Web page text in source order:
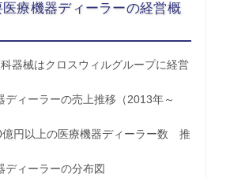
療機器ディーラーの経営概
器械はクロスウィルグループに経営
ディーラーの売上推移（2013年～
億円以上の医療機器ディーラー数 推
ディーラーの分布図